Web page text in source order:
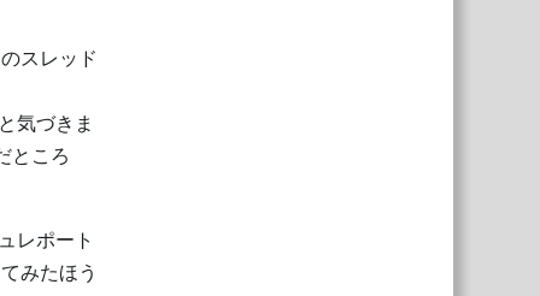
スレッド
気づきま
ところ
レポート
みたほう